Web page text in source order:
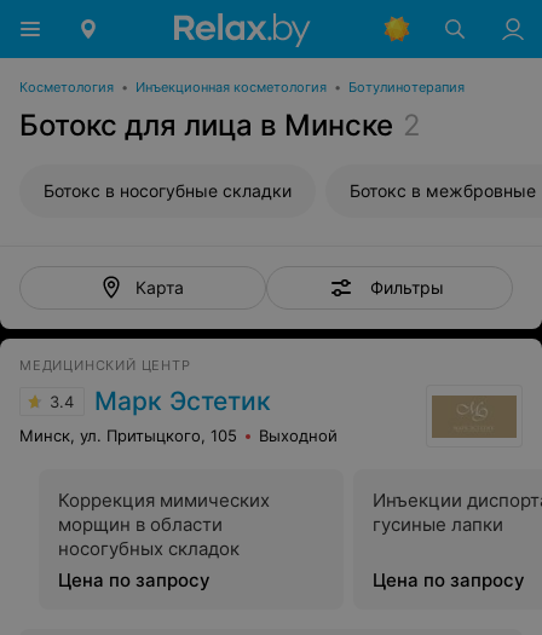
Косметология • Инъекционная косметология • Ботулинотерапия
Ботокс для лица в Минске 2
Ботокс в носогубные складки Ботокс в
Карта Фильтры
МЕДИЦИНСКИЙ ЦЕНТР
3.4 Марк Эстетик
Минск, ул. Притыцкого, 105 Выходной
Коррекция мимических
морщин в области
носогубных складок
Цена по запросу
Инъекции
гусиные лапки
Цена по запросу